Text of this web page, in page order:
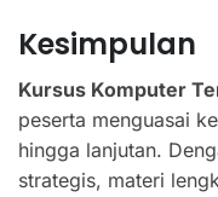
Kesimpulan
Kursus Komputer
peserta menguasai
hingga lanjutan.
strategis, materi